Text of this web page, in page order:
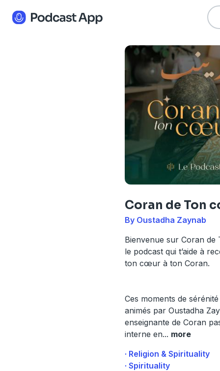
Coran de Ton
By Oustadha Zaynab
Bienvenue sur Coran
le podcast qui t’aide à
ton cœur à ton Coran.
Ces moments de
animés par Oustadha
enseignante de Coran
interne en... more
· Religion & Spirituality
· Spirituality